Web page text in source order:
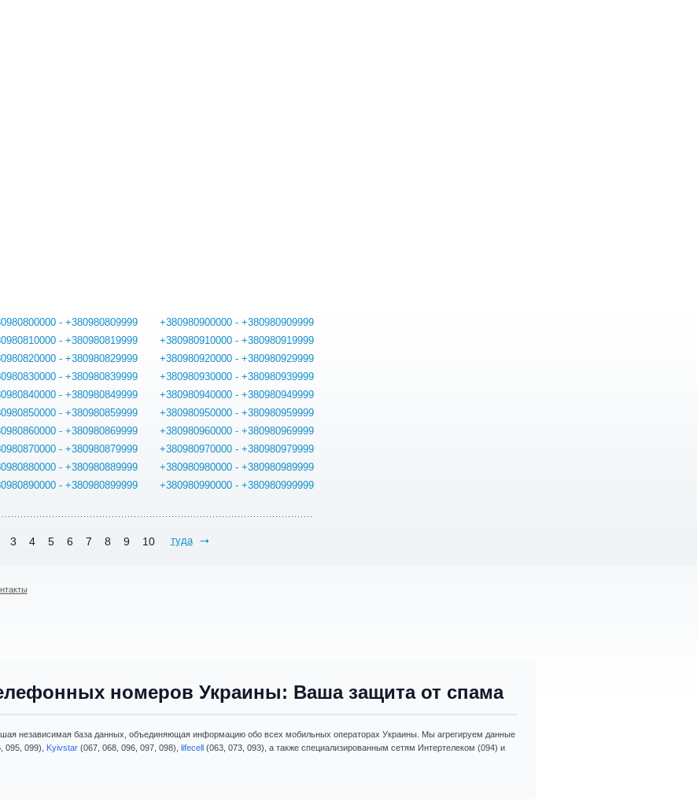
- +380980809999
- +380980819999
- +380980829999
- +380980839999
- +380980849999
- +380980859999
- +380980869999
- +380980879999
- +380980889999
- +380980899999
+380980900000 - +380980909999
+380980910000 - +380980919999
+380980920000 - +380980929999
+380980930000 - +380980939999
+380980940000 - +380980949999
+380980950000 - +380980959999
+380980960000 - +380980969999
+380980970000 - +380980979999
+380980980000 - +380980989999
+380980990000 - +380980999999
3 4 5 6 7 8 9 10 туда
номеров Украины: Ваша защита от спама
независимая база данных, объединяющая информацию обо всех мобильных операторах Украины. Мы агрегируем данные
095, 099), Kyivstar(067, 068, 096, 097, 098), lifecell(063, 073, 093), а также специализированным сетям Интертелеком (094) и